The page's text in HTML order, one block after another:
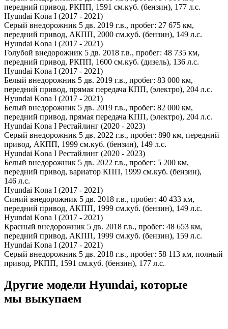
передний привод, РКПП, 1591 см.куб. (бензин), 177 л.с.
Hyundai Kona I (2017 - 2021)
Серый внедорожник 5 дв. 2019 г.в., пробег: 27 675 км,
передний привод, АКПП, 2000 см.куб. (бензин), 149 л.с.
Hyundai Kona I (2017 - 2021)
Голубой внедорожник 5 дв. 2018 г.в., пробег: 48 735 км,
передний привод, РКПП, 1600 см.куб. (дизель), 136 л.с.
Hyundai Kona I (2017 - 2021)
Белый внедорожник 5 дв. 2019 г.в., пробег: 83 000 км,
передний привод, прямая передача КПП, (электро), 204 л.с.
Hyundai Kona I (2017 - 2021)
Белый внедорожник 5 дв. 2019 г.в., пробег: 82 000 км,
передний привод, прямая передача КПП, (электро), 204 л.с.
Hyundai Kona I Рестайлинг (2020 - 2023)
Серый внедорожник 5 дв. 2022 г.в., пробег: 890 км, передний
привод, АКПП, 1999 см.куб. (бензин), 149 л.с.
Hyundai Kona I Рестайлинг (2020 - 2023)
Белый внедорожник 5 дв. 2022 г.в., пробег: 5 200 км,
передний привод, вариатор КПП, 1999 см.куб. (бензин),
146 л.с.
Hyundai Kona I (2017 - 2021)
Синий внедорожник 5 дв. 2018 г.в., пробег: 40 433 км,
передний привод, АКПП, 1999 см.куб. (бензин), 149 л.с.
Hyundai Kona I (2017 - 2021)
Красный внедорожник 5 дв. 2018 г.в., пробег: 48 653 км,
передний привод, АКПП, 1999 см.куб. (бензин), 159 л.с.
Hyundai Kona I (2017 - 2021)
Серый внедорожник 5 дв. 2018 г.в., пробег: 58 113 км, полный
привод, РКПП, 1591 см.куб. (бензин), 177 л.с.
Другие модели Hyundai, которые
мы выкупаем